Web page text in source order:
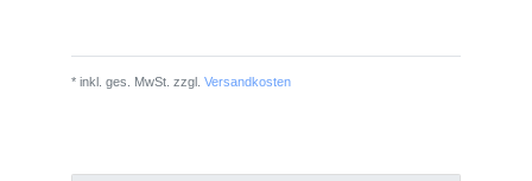
* inkl. ges. MwSt. zzgl. Versandkosten